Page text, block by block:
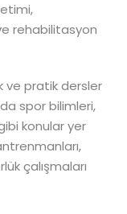
rehabilitasyon
ve pratik dersler
spor bilimleri,
konular yer
çalışmaları